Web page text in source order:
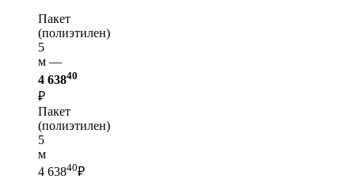
Пакет
(полиэтилен)
5
м —
4 63840
₽
Пакет
(полиэтилен)
5
м
4 63840₽